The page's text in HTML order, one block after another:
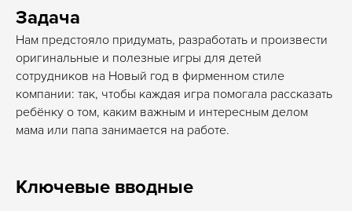
Задача
Нам предстояло придумать, разработать и произвести
оригинальные и полезные игры для детей
сотрудников на Новый год в фирменном стиле
компании: так, чтобы каждая игра помогала рассказать
ребёнку о том, каким важным и интересным делом
мама или папа занимается на работе.
Ключевые вводные